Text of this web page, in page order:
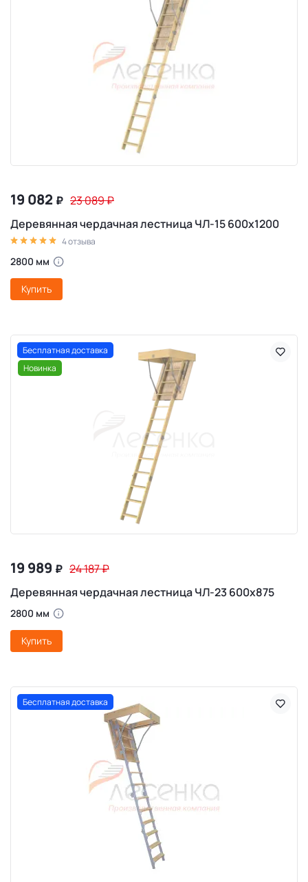
19 082 ₽ 23 089₽
Деревянная чердачная лестница ЧЛ-15 600х1200
4 отзыва
2800 мм
Купить
Бесплатная доставка
Новинка
19 989 ₽ 24 187₽
Деревянная чердачная лестница ЧЛ-23 600х875
2800 мм
Купить
Бесплатная доставка